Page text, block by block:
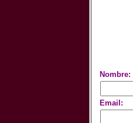
Nombre:
Email: